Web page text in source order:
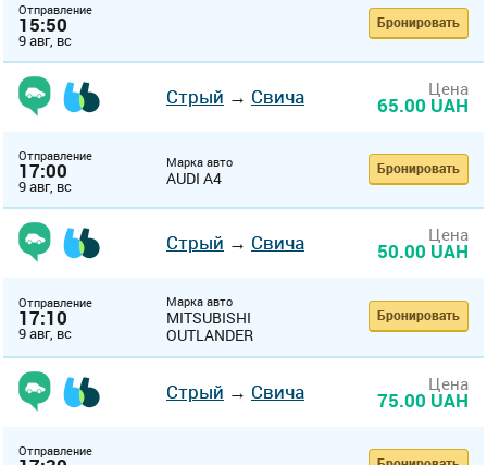
Отправление
15:50
9 авг, вс
Бронировать
Стрый → Свича Цена
65.00 UAH
Отправление
17:00
9 авг, вс
Марка авто
AUDI A4 Бронировать
Стрый → Свича Цена
50.00 UAH
Отправление
17:10
9 авг, вс
Марка авто
MITSUBISHI
OUTLANDER
Бронировать
Стрый → Свича Цена
75.00 UAH
Отправление